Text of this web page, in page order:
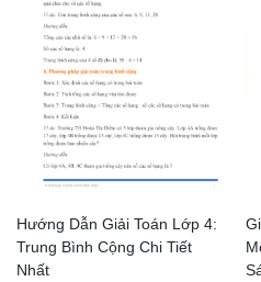
Hướng Dẫn Giải Toán Lớp 4:
Trung Bình Cộng Chi Tiết
Nhất